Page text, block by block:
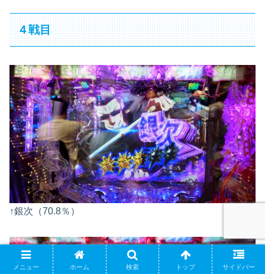
４戦目
↑銀次（70.8％）
メニュー ホーム 検索 トップ サイドバー